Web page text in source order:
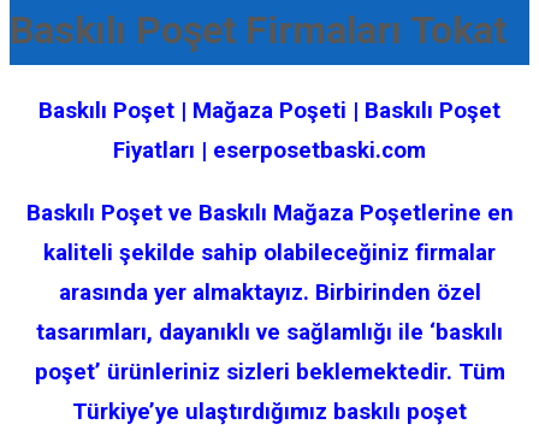
Baskılı Poşet Firmaları Tokat
Baskılı Poşet | Mağaza Poşeti | Baskılı Poşet
Fiyatları | eserposetbaski.com
Baskılı Poşet ve Baskılı Mağaza Poşetlerine en
kaliteli şekilde sahip olabileceğiniz firmalar
arasında yer almaktayız. Birbirinden özel
tasarımları, dayanıklı ve sağlamlığı ile ‘baskılı
poşet’ ürünleriniz sizleri beklemektedir. Tüm
Türkiye’ye ulaştırdığımız baskılı poşet